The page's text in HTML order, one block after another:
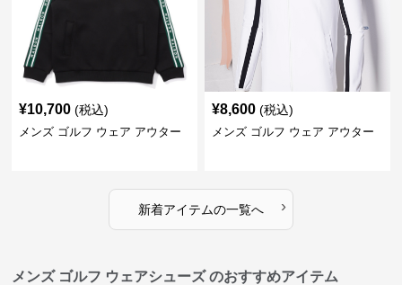
¥10,700 (税込)
メンズ ゴルフ ウェア アウター
¥8,600 (税込)
メンズ ゴルフ ウェア アウター
新着アイテムの一覧へ ›
メンズ ゴルフ ウェアシューズ のおすすめアイテム